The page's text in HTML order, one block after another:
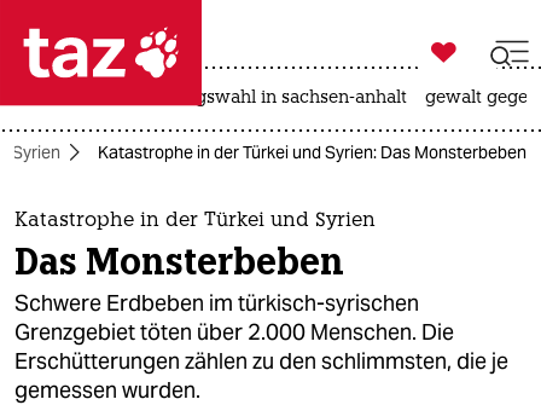
 taz zahl ich
taz zahl ich
themen
politik
öko
gesellschaft

taz zahl ich
landtagswahl in sachsen-anhalt gewalt
Syrien Katastrophe in der Türkei und Syrien: Das Monsterbeben
Katastrophe in der Türkei und Syrien
Das Monsterbeben
Schwere Erdbeben im türkisch-syrischen
Grenzgebiet töten über 2.000 Menschen. Die
Erschütterungen zählen zu den schlimmsten, die je
gemessen wurden.